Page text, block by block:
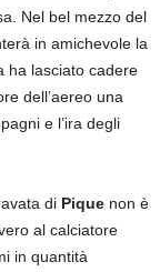
Nel bel mezzo del
in amichevole la
ha lasciato cadere
dell’aereo una
e l’ira degli
di Pique non è
al calciatore
in quantità